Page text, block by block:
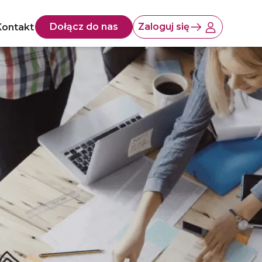
Dołącz do nas Zaloguj się